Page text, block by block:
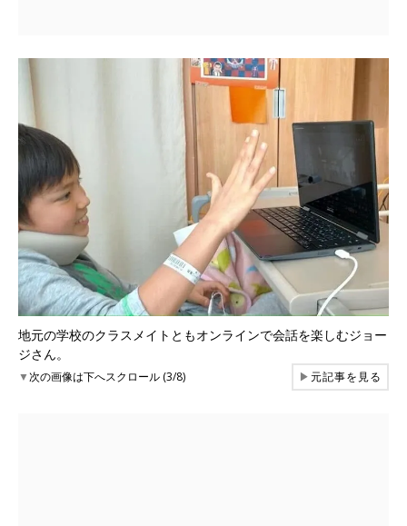
地元の学校のクラスメイトともオンラインで会話を楽しむジョー
ジさん。
▼次の画像は下へスクロール (3/8) ▶元記事を見る